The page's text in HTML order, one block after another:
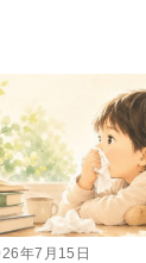
年7月15日